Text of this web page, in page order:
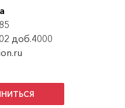
доб.4000